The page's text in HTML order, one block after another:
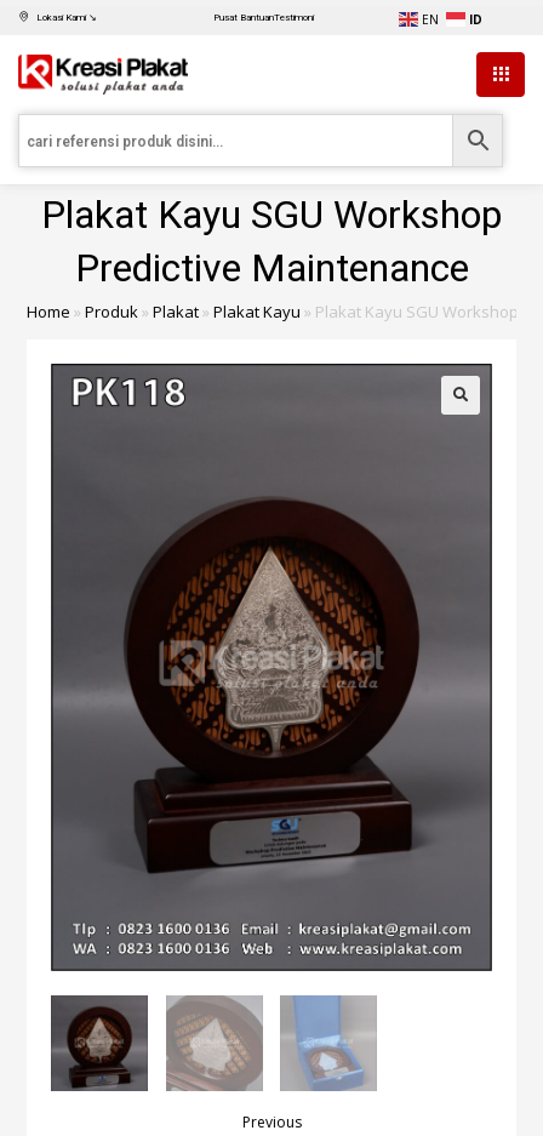
Lokasi Kami ↘ Pusat BantuanTestimoni EN ID
Plakat Kayu SGU Workshop
Predictive Maintenance
Home »Produk»Plakat»Plakat Kayu » Plakat Kayu SGU Workshop
Previous